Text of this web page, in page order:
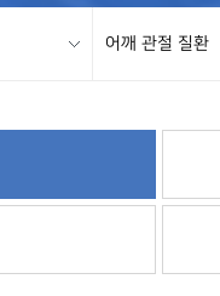
어깨 관절 질환